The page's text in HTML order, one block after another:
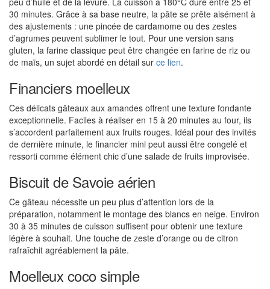
30 minutes. Grâce à sa base neutre, la pâte se prête aisément à
des ajustements : une pincée de cardamome ou des zestes
d’agrumes peuvent sublimer le tout. Pour une version sans
gluten, la farine classique peut être changée en farine de riz ou
de maïs, un sujet abordé en détail sur ce lien.
Financiers moelleux
Ces délicats gâteaux aux amandes offrent une texture fondante
exceptionnelle. Faciles à réaliser en 15 à 20 minutes au four, ils
s’accordent parfaitement aux fruits rouges. Idéal pour des invités
de dernière minute, le financier mini peut aussi être congelé et
ressorti comme élément chic d’une salade de fruits improvisée.
Biscuit de Savoie aérien
Ce gâteau nécessite un peu plus d’attention lors de la
préparation, notamment le montage des blancs en neige. Environ
30 à 35 minutes de cuisson suffisent pour obtenir une texture
légère à souhait. Une touche de zeste d’orange ou de citron
rafraîchit agréablement la pâte.
Moelleux coco simple